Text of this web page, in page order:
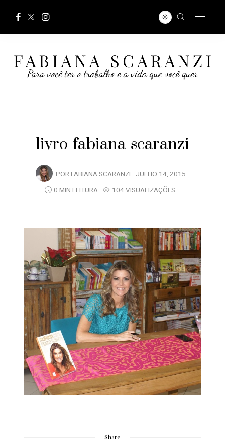
livro-fabiana-scaranzi
POR FABIANA SCARANZI JULHO 14, 2015
0 MIN LEITURA
104 VISUALIZAÇÕES
Share